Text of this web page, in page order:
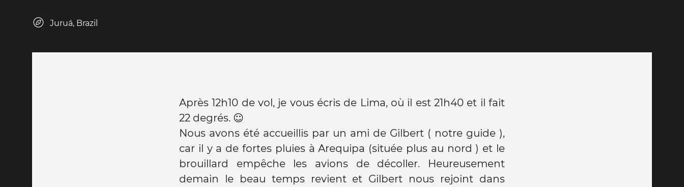
Juruá, Brazil
Après 12h10 de vol, je vous écris de Lima, où il est 21h40 et il fait
22 degrés. ☺
Nous avons été accueillis par un ami de Gilbert ( notre guide ),
car il y a de fortes pluies à Arequipa (située plus au nord ) et le
brouillard empêche les avions de décoller. Heureusement
demain le beau temps revient et Gilbert nous rejoint dans